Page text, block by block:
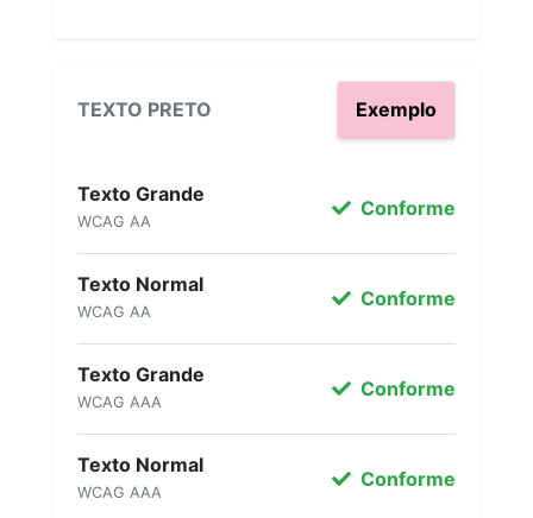
TEXTO PRETO Exemplo
Texto Grande
WCAG AA
Conforme
Texto Normal
WCAG AA
Conforme
Texto Grande
WCAG AAA
Conforme
Texto Normal
WCAG AAA
Conforme